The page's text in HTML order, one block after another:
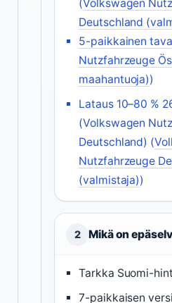
(Volkswagen
Deutschland
5-paikkainen
Nutzfahrzeuge
maahantuoja))
Lataus 10–80 %
(Volkswagen
Deutschland) (
Nutzfahrzeuge
(valmistaja))
2 Mikä on
Tarkka Suomi-
7-paikkaisen